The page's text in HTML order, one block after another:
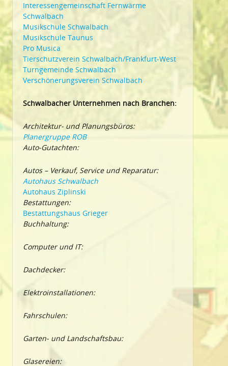
Interessengemeinschaft Fernwärme
Schwalbach
Musikschule Schwalbach
Musikschule Taunus
Pro Musica
Tierschutzverein Schwalbach/Frankfurt-West
Turngemeinde Schwalbach
Verschönerungsverein Schwalbach
Schwalbacher Unternehmen nach Branchen:
Architektur- und Planungsbüros:
Planergruppe ROB
Auto-Gutachten:
Autos – Verkauf, Service und Reparatur:
Autohaus Schwalbach
Autohaus Ziplinski
Bestattungen:
Bestattungshaus Grieger
Buchhaltung:
Computer und IT:
Dachdecker:
Elektroinstallationen:
Fahrschulen:
Garten- und Landschaftsbau:
Glasereien: